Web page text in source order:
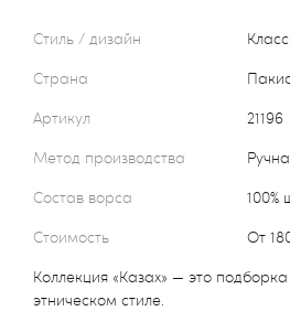
Стиль / дизайн
Страна
Артикул
21196
Метод производства
Состав ворса
Стоимость
от
Коллекция «Казах» — это
этническом стиле.